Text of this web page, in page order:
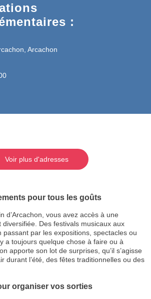
:
Arcachon
Voir plus d'adresses
pour tous les goûts
d’Arcachon, vous avez accès à une
Des festivals musicaux aux
passant par les expositions, spectacles ou
a toujours quelque chose à faire ou à
apporte son lot de surprises, qu’il s’agisse
durant l’été, des fêtes traditionnelles ou des
organiser vos sorties